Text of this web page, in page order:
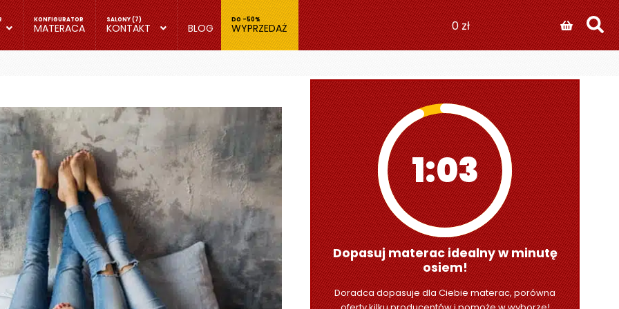
MATERACA KONTAKT BLOG WYPRZEDAŻ 0zł
1:01
Dopasuj materac idealny w minutę
osiem!
Doradca dopasuje dla Ciebie materac, porówna